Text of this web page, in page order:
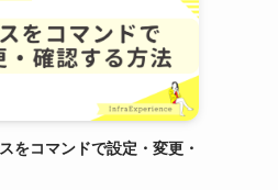
をコマンドで設定・変更・